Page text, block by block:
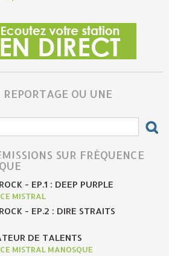
OU UNE
SUR FRÉQUENCE
- EP.1 : DEEP PURPLE
MISTRAL
- EP.2 : DIRE STRAITS
DE TALENTS
MISTRAL MANOSQUE